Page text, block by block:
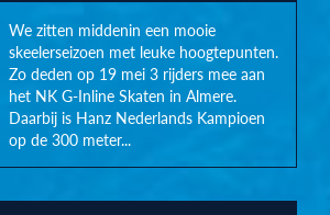
We zitten middenin een mooie
skeelerseizoen met leuke hoogtepunten.
Zo deden op 19 mei 3 rijders mee aan
het NK G-Inline Skaten in Almere.
Daarbij is Hanz Nederlands Kampioen
op de 300 meter...